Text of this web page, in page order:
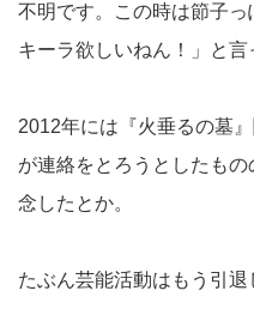
不明です。この時は節子
キーラ欲しいねん！」と言
2012年には『火垂るの墓
が連絡をとろうとしたも
念したとか。
たぶん芸能活動はもう引退